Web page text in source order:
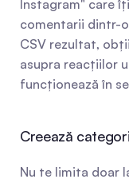
Instagram" care
comentarii dintr-
CSV rezultat,
asupra reacțiilor
funcționează în
Creează
Nu te limita doar